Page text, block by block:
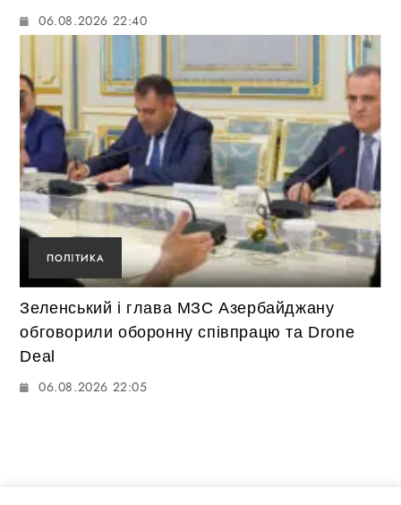
06.08.2026 22:40
ПОЛІТИКА
Зеленський і глава МЗС Азербайджану
обговорили оборонну співпрацю та Drone
Deal
06.08.2026 22:05